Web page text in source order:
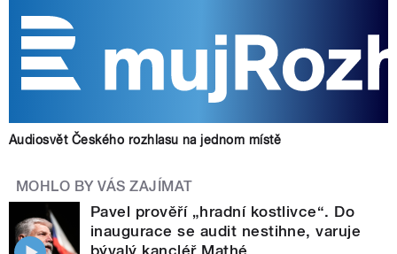
Audiosvět Českého rozhlasu na jednom místě
MOHLO BY VÁS ZAJÍMAT
Pavel prověří „hradní kostlivce“. Do
inaugurace se audit nestihne, varuje